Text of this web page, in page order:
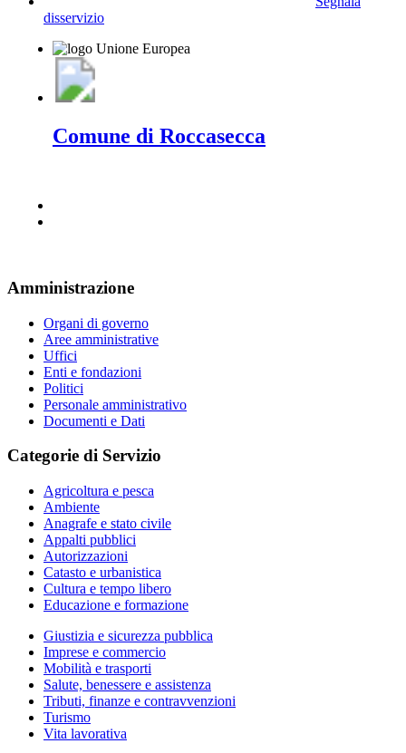
disservizio
Comune di Roccasecca
Amministrazione
Organi di governo
Aree amministrative
Uffici
Enti e fondazioni
Politici
Personale amministrativo
Documenti e Dati
Categorie di Servizio
Agricoltura e pesca
Ambiente
Anagrafe e stato civile
Appalti pubblici
Autorizzazioni
Catasto e urbanistica
Cultura e tempo libero
Educazione e formazione
Giustizia e sicurezza pubblica
Imprese e commercio
Mobilità e trasporti
Salute, benessere e assistenza
Tributi, finanze e contravvenzioni
Turismo
Vita lavorativa